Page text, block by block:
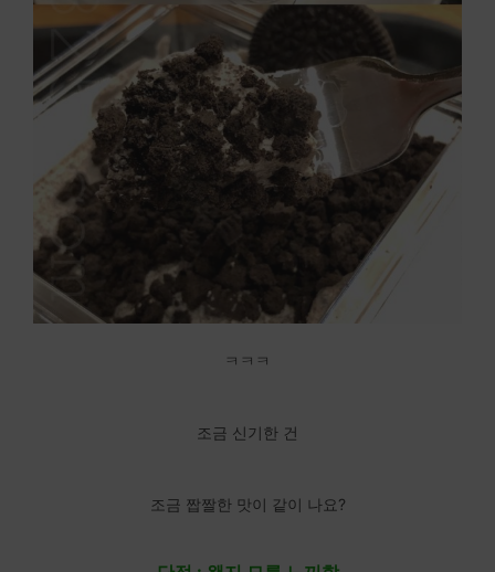
ㅋㅋㅋ
조금 신기한 건
조금 짭짤한 맛이 같이 나요?